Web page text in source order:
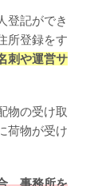
登記ができ
所登録をす
刺や運営サ
物の受け取
荷物が受け